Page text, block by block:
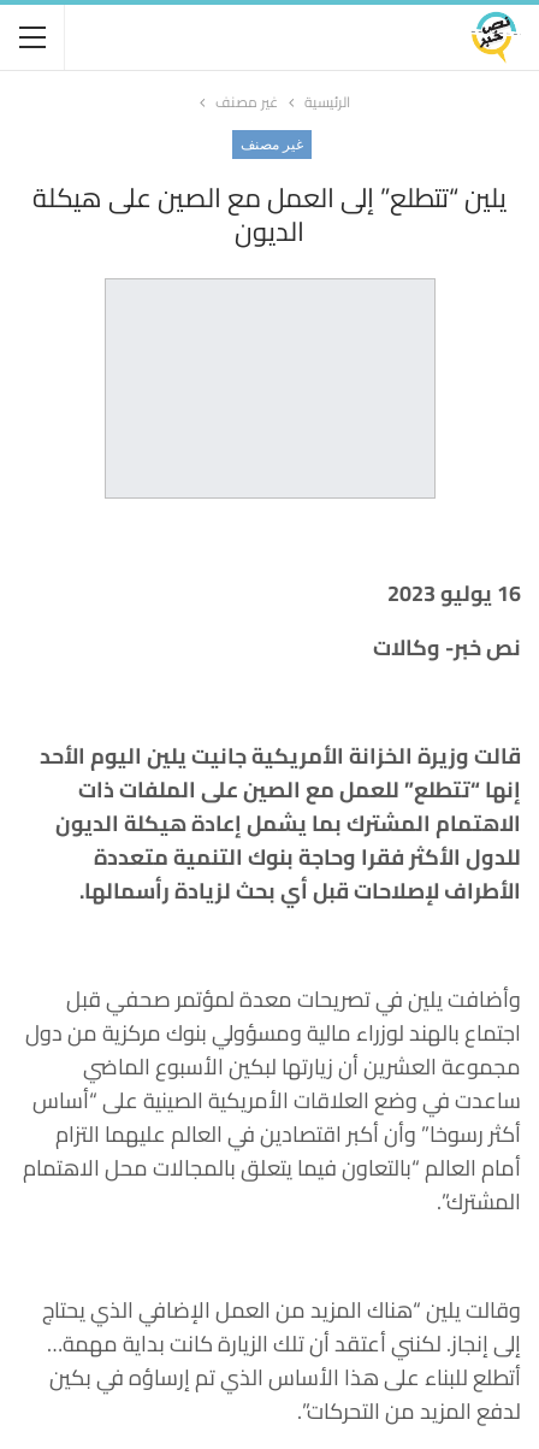
الرئيسية غير مصنف
غير مصنف
يلين “تتطلع” إلى العمل مع الصين على هيكلة
الديون
16 يوليو 2023
نص خبر- وكالات
قالت وزيرة الخزانة الأمريكية جانيت يلين اليوم الأحد
إنها “تتطلع” للعمل مع الصين على الملفات ذات
الاهتمام المشترك بما يشمل إعادة هيكلة الديون
للدول الأكثر فقرا وحاجة بنوك التنمية متعددة
الأطراف لإصلاحات قبل أي بحث لزيادة رأسمالها.
وأضافت يلين في تصريحات معدة لمؤتمر صحفي قبل
اجتماع بالهند لوزراء مالية ومسؤولي بنوك مركزية من دول
مجموعة العشرين أن زيارتها لبكين الأسبوع الماضي
ساعدت في وضع العلاقات الأمريكية الصينية على “أساس
أكثر رسوخا” وأن أكبر اقتصادين في العالم عليهما التزام
أمام العالم “بالتعاون فيما يتعلق بالمجالات محل الاهتمام
المشترك”.
وقالت يلين “هناك المزيد من العمل الإضافي الذي يحتاج
إلى إنجاز. لكنني أعتقد أن تلك الزيارة كانت بداية مهمة…
أتطلع للبناء على هذا الأساس الذي تم إرساؤه في بكين
لدفع المزيد من التحركات”.